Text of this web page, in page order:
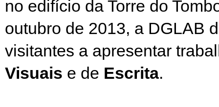
no edifício da Torre do
outubro de 2013, a DGLAB
visitantes a apresentar
Visuais e de Escrita.